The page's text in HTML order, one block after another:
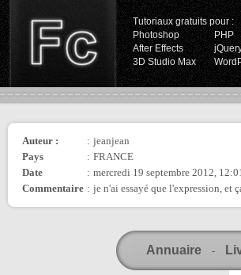
Tutoriaux gratuits pour :
Photoshop
PHP
After Effects
3D Studio Max
Auteur : : jeanjean
Pays
: FRANCE
Date
: mercredi 19 septembre 2012,
Commentaire : je n'ai essayé que l'expression, et
Annuaire -